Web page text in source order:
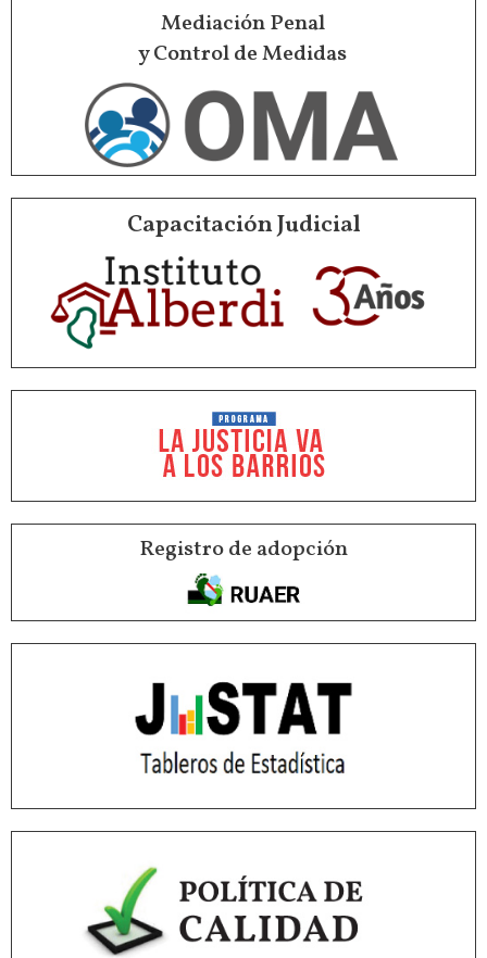
Mediación Penal
y Control de Medidas
Capacitación Judicial
Registro de adopción